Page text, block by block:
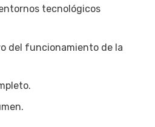
tecnológicos
funcionamiento de la